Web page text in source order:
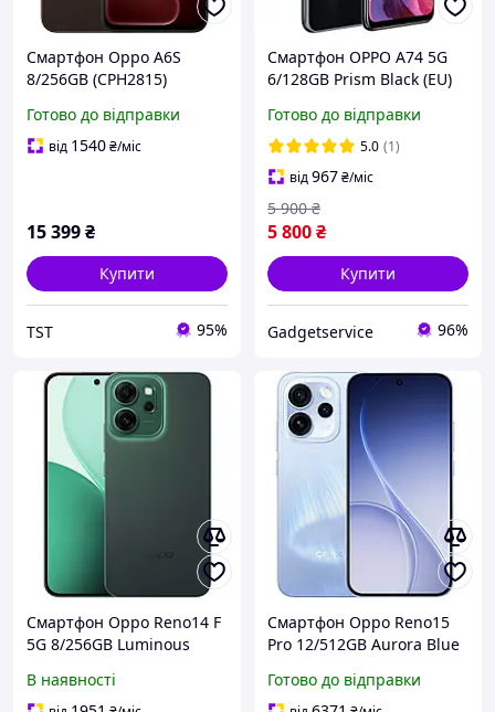
Смартфон Oppo A6S
8/256GB (CPH2815)
Готово до відправки
від 1540₴/міс
15 399₴
Купити
TST 95%
Смартфон OPPO A74 5G
6/128GB Prism Black (EU)
Готово до відправки
5.0 (1)
від967₴/міс
5 800₴
5 900 ₴
Купити
Gadgetservice 96%
Смартфон Oppo Reno14 F
5G 8/256GB Luminous
Snapdragon 6 Gen 1, 50
В наявності
Смартфон Oppo Reno15
Pro 12/512GB Aurora Blue
Готово до відправки